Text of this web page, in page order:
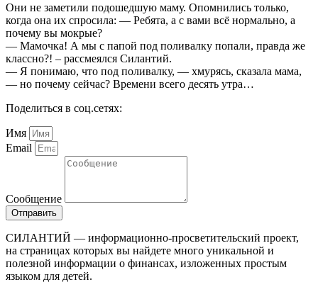
Они не заметили подошедшую маму. Опомнились только,
когда она их спросила: — Ребята, а с вами всё нормально, а
почему вы мокрые?
— Мамочка! А мы с папой под поливалку попали, правда же
классно?! – рассмеялся Силантий.
— Я понимаю, что под поливалку, — хмурясь, сказала мама,
— но почему сейчас? Времени всего десять утра…
Поделиться в соц.сетях:
Имя
Email
Сообщение
Отправить
СИЛАНТИЙ — информационно-просветительский проект,
на страницах которых вы найдете много уникальной и
полезной информации о финансах, изложенных простым
языком для детей.